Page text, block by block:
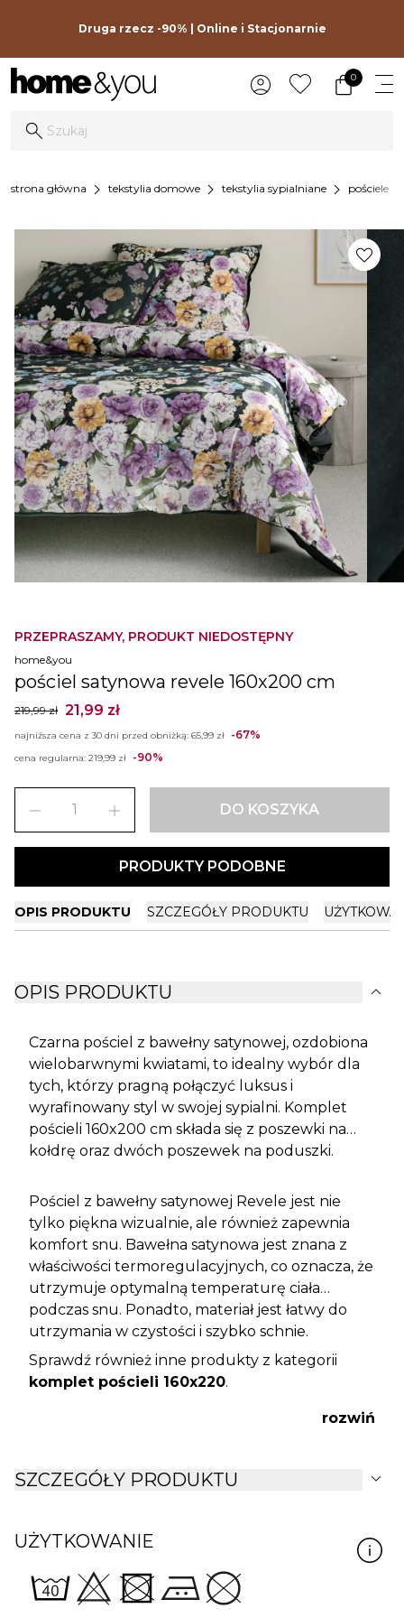
Druga rzecz -90% | Online i Stacjonarnie
0
strona główna chevron_right tekstylia domowe chevron_right tekstylia sypialniane chevron_right pościele
PRZEPRASZAMY, PRODUKT NIEDOSTĘPNY
home&you
pościel satynowa revele 160x200 cm
219,99 zł 21,99 zł
najniższa cena z 30 dni przed obniżką: 65,99 zł -67%
cena regularna: 219,99 zł -90%
remove add DO KOSZYKA
PRODUKTY PODOBNE
favorite
OPIS PRODUKTU SZCZEGÓŁY PRODUKTU
OPIS PRODUKTU expand_more
Czarna pościel z bawełny satynowej, ozdobiona
wielobarwnymi kwiatami, to idealny wybór dla
tych, którzy pragną połączyć luksus i
wyrafinowany styl w swojej sypialni. Komplet
pościeli 160x200 cm składa się z poszewki na
kołdrę oraz dwóch poszewek na poduszki.
Pościel z bawełny satynowej Revele jest nie
tylko piękna wizualnie, ale również zapewnia
komfort snu. Bawełna satynowa jest znana z
właściwości termoregulacyjnych, co oznacza, że
utrzymuje optymalną temperaturę ciała
podczas snu. Ponadto, materiał jest łatwy do
utrzymania w czystości i szybko schnie.
Sprawdź również inne produkty z kategorii
komplet pościeli 160x220.
rozwiń
SZCZEGÓŁY PRODUKTU expand_more
UŻYTKOWANIE